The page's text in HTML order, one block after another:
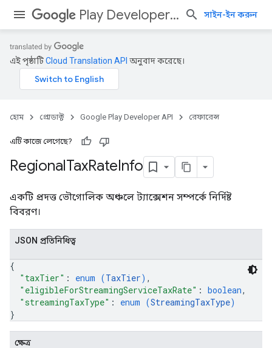
Play Developer API সাইন-ইন করুন
এই পৃষ্ঠাটিCloud Translation API অনুবাদ করেছে।
হোম প্রোডাক্ট Google Play Developer API রেফারেন্স
এটি কাজে লেগেছে?
RegionalTaxRateInfo
একটি প্রদত্ত ভৌগোলিক অঞ্চলে ট্যাক্সেশন সম্পর্কে নির্দিষ্ট
বিবরণ।
JSON প্রতিনিধিত্ব
{
"taxTier" : enum (TaxTier) ,
"eligibleForStreamingServiceTaxRate" : boolean,
"streamingTaxType" : enum (StreamingTaxType)
}
ক্ষেত্র